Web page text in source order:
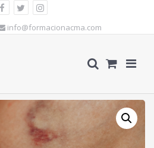
info@formacionacma.com